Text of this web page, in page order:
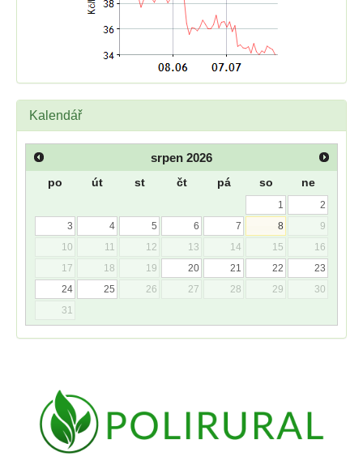
Kalendář
srpen 2026
po út st čt pá so ne
1
2
3
4 5 6 7 8
9
10
11 12 13 14 15
16
17
18 19 20 21 22
23
24
25 26 27 28 29
30
31